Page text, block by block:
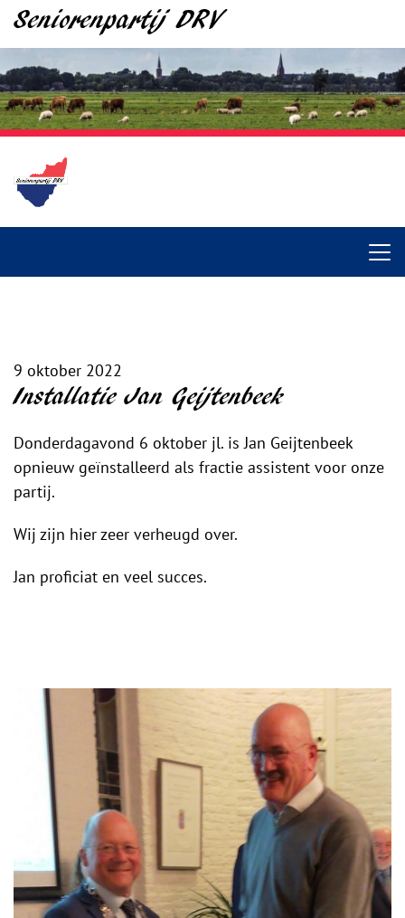
Seniorenpartij DRV
9 oktober 2022
Installatie Jan Geijtenbeek
Donderdagavond 6 oktober jl. is Jan Geijtenbeek
opnieuw geïnstalleerd als fractie assistent voor onze
partij.
Wij zijn hier zeer verheugd over.
Jan proficiat en veel succes.